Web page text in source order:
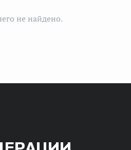
не найдено.